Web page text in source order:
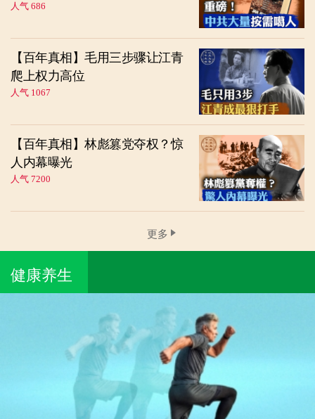
人气 686
【百年真相】毛用三步骤让江青
爬上权力高位
人气 1067
【百年真相】林彪篡党夺权？惊
人内幕曝光
人气 7200
更多
健康养生